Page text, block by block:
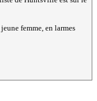
femme, en larmes